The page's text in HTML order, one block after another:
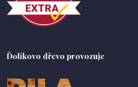
Ďolíkovo dřevo provozuje